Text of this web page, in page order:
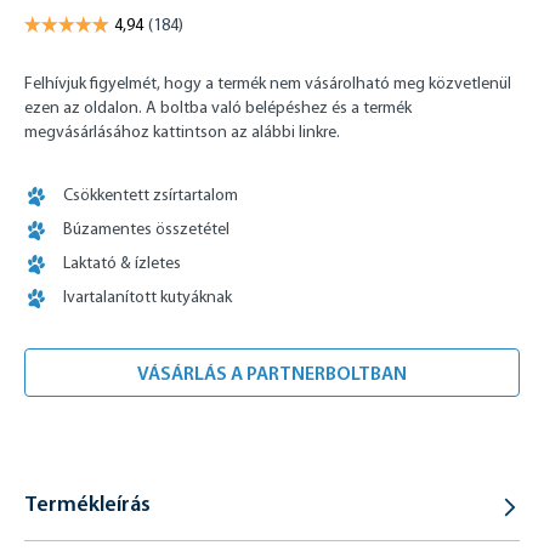
Felhívjuk figyelmét, hogy a termék nem vásárolható meg közvetlenül
ezen az oldalon. A boltba való belépéshez és a termék
megvásárlásához kattintson az alábbi linkre.
Csökkentett zsírtartalom
Búzamentes összetétel
Laktató & ízletes
Ivartalanított kutyáknak
VÁSÁRLÁS A PARTNERBOLTBAN
Termékleírás